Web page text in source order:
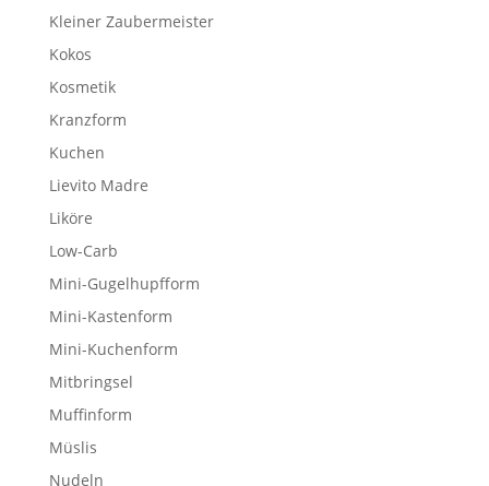
Kleiner Zaubermeister
Kokos
Kosmetik
Kranzform
Kuchen
Lievito Madre
Liköre
Low-Carb
Mini-Gugelhupfform
Mini-Kastenform
Mini-Kuchenform
Mitbringsel
Muffinform
Müslis
Nudeln